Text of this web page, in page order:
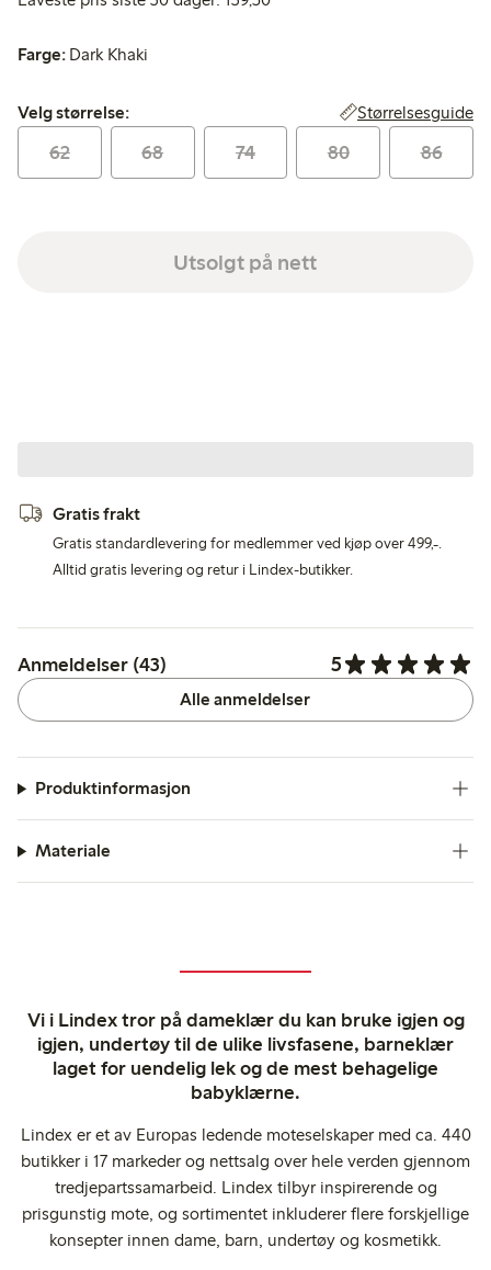
Farge: Dark Khaki
Velg størrelse:
Velg størrelse: Størrelsesguide
62 68 74 80 86
Utsolgt på nett
Gratis frakt
Gratis standardlevering for medlemmer ved kjøp over 499,-.
Alltid gratis levering og retur i Lindex-butikker.
Anmeldelser (43) 5
Alle anmeldelser
Produktinformasjon
Materiale
Vi i Lindex tror på dameklær du kan bruke igjen og
igjen, undertøy til de ulike livsfasene, barneklær
laget for uendelig lek og de mest behagelige
babyklærne.
Lindex er et av Europas ledende moteselskaper med ca. 440
butikker i 17 markeder og nettsalg over hele verden gjennom
tredjepartssamarbeid. Lindex tilbyr inspirerende og
prisgunstig mote, og sortimentet inkluderer flere forskjellige
konsepter innen dame, barn, undertøy og kosmetikk.